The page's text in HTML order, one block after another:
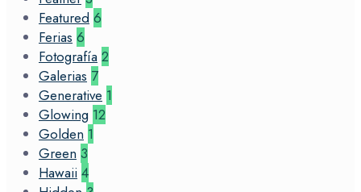
Featured 6
Ferias 6
Fotografía 2
Galerias 7
Generative 1
Glowing 12
Golden 1
Green 3
Hawaii 4